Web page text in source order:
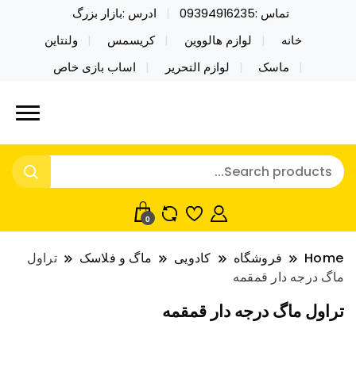
تماس :09394916235
ادرس :بازار بزرگ
خانه
لوازم هالووین کریسمس
ولنتاین
ماسک
لوازم التحریر اساب بازی خاص
نایکر توی فروش عمده لوازم هالووین
ولن تاین کادویی کریسمس اکسسوری
خرید محصولات خاص فیجت اسباب بازی تراول ماگ نایکر
توی فروش عمده لوازم هالووین ولن تاین کادویی
کریسمس اکسسوری ماسک در واردات مستقیم
0
Home فروشگاه کادویی ماگ و فلاسک
تراول
ماگ درجه دار قمقمه
تراول ماگ درجه دار قمقمه